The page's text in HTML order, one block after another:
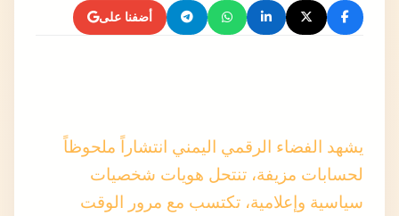
أضفنا على
يشهد الفضاء الرقمي اليمني انتشاراً ملحوظاً
لحسابات مزيفة، تنتحل هويات شخصيات
سياسية وإعلامية، تكتسب مع مرور الوقت